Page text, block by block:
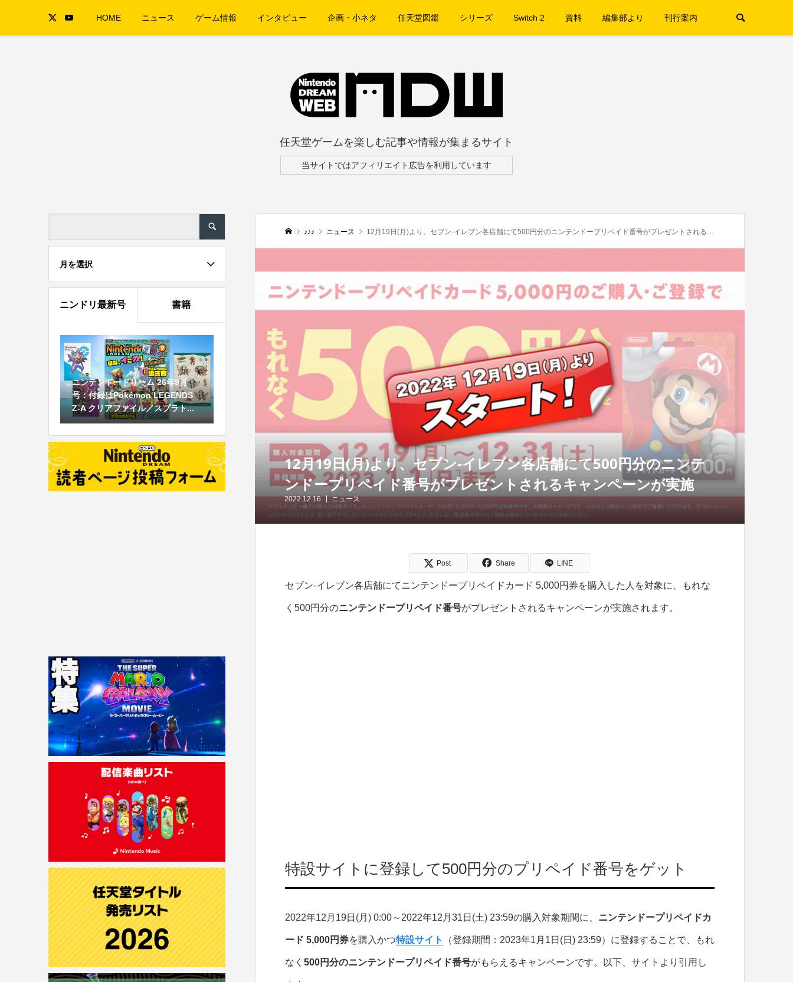
HOME ニュース ゲーム情報 インタビュー 企画・小ネタ 任天堂図鑑 シリーズ Switch 2 資料 編集部より 刊行案内
任天堂ゲームを楽しむ記事や情報が集まるサイト
当サイトではアフィリエイト広告を利用しています
♪♪♪ ニュース 12月19日(月)より、セブン‐イレブン各店舗にて500円分のニンテンドープリペイド番号がプレゼントされるキャンペーンが実施
12月19日(月)より、セブン‐イレブン各店舗にて500円分のニンテ
ンドープリペイド番号がプレゼントされるキャンペーンが実施
2022.12.16 ニュース
Post Share LINE
セブン‐イレブン各店舗にてニンテンドープリペイドカード 5,000円券を購入した人を対象に、もれな
く500円分のニンテンドープリペイド番号がプレゼントされるキャンペーンが実施されます。
特設サイトに登録して500円分のプリペイド番号をゲット
2022年12月19日(月) 0:00～2022年12月31日(土) 23:59の購入対象期間に、 ニンテンドープリペイドカ
ード 5,000円券を購入かつ特設サイト （登録期間：2023年1月1日(日) 23:59）に登録することで、もれ
なく 500円分のニンテンドープリペイド番号がもらえるキャンペーンです。以下、サイトより引用し
月を選択
ニンドリ最新号 書籍
ニンテンドードリーム 26年9月
号：付録はPokémon LEGENDS
Z-A クリアファイル／スプラト...